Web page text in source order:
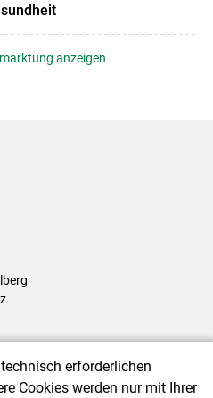
anzeigen
|Barrierefreiheit|
erforderlichen
Cookies werden nur mit Ihrer